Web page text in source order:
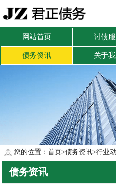
网站首页 讨债
债务资讯 关于
您的位置： 首页>债务资讯>行业
债务资讯